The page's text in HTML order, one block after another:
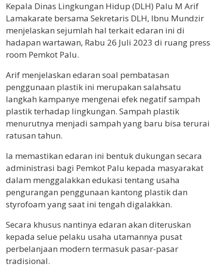
Kepala Dinas Lingkungan Hidup (DLH) Palu M Arif
Lamakarate bersama Sekretaris DLH, Ibnu Mundzir
menjelaskan sejumlah hal terkait edaran ini di
hadapan wartawan, Rabu 26 Juli 2023 di ruang press
room Pemkot Palu.
Arif menjelaskan edaran soal pembatasan
penggunaan plastik ini merupakan salahsatu
langkah kampanye mengenai efek negatif sampah
plastik terhadap lingkungan. Sampah plastik
menurutnya menjadi sampah yang baru bisa terurai
ratusan tahun.
Ia memastikan edaran ini bentuk dukungan secara
administrasi bagi Pemkot Palu kepada masyarakat
dalam menggalakkan edukasi tentang usaha
pengurangan penggunaan kantong plastik dan
styrofoam yang saat ini tengah digalakkan.
Secara khusus nantinya edaran akan diteruskan
kepada selue pelaku usaha utamannya pusat
perbelanjaan modern termasuk pasar-pasar
tradisional.